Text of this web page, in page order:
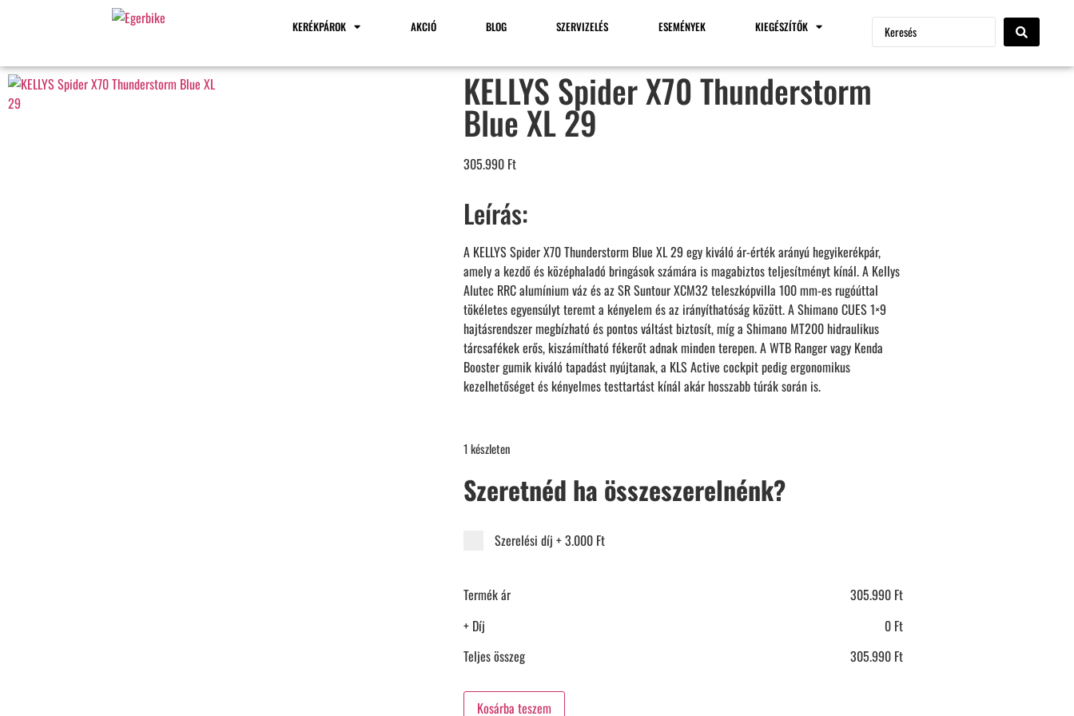
KERÉKPÁROK AKCIÓ BLOG SZERVIZELÉS ESEMÉNYEK KIEGÉSZÍTŐK
KELLYS Spider X70 Thunderstorm
Blue XL 29
305.990 Ft
Leírás:
A KELLYS Spider X70 Thunderstorm Blue XL 29 egy kiváló ár-érték arányú hegyikerékpár,
amely a kezdő és középhaladó bringások számára is magabiztos teljesítményt kínál. A Kellys
Alutec RRC alumínium váz és az SR Suntour XCM32 teleszkópvilla 100 mm-es rugóúttal
tökéletes egyensúlyt teremt a kényelem és az irányíthatóság között. A Shimano CUES 1×9
hajtásrendszer megbízható és pontos váltást biztosít, míg a Shimano MT200 hidraulikus
tárcsafékek erős, kiszámítható fékerőt adnak minden terepen. A WTB Ranger vagy Kenda
Booster gumik kiváló tapadást nyújtanak, a KLS Active cockpit pedig ergonomikus
kezelhetőséget és kényelmes testtartást kínál akár hosszabb túrák során is.
1 készleten
Szeretnéd ha összeszerelnénk?
Szerelési díj +3.000 Ft
Termék ár 305.990 Ft
+ Díj
0 Ft
Teljes összeg
305.990 Ft
Kosárba teszem